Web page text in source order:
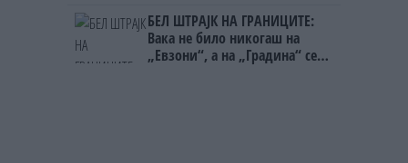
БЕЛ ШТРАЈК НА ГРАНИЦИТЕ:
Вака не било никогаш на
„Евзони“, а на „Градина“ се